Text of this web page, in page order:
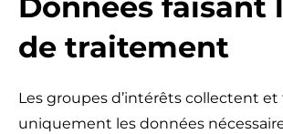
de traitement
Les groupes d’intérêts collectent
uniquement les données